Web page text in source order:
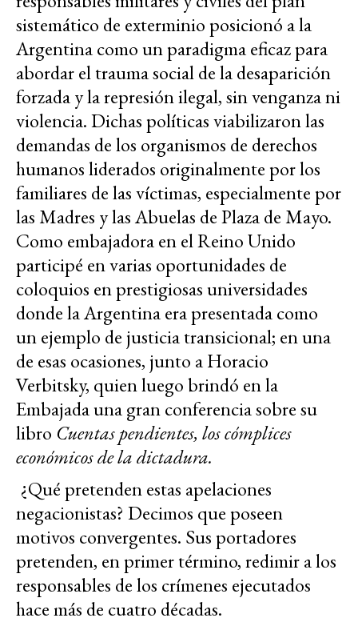
sistemático de exterminio posicionó a la
Argentina como un paradigma eficaz para
abordar el trauma social de la desaparición
forzada y la represión ilegal, sin venganza ni
violencia. Dichas políticas viabilizaron las
demandas de los organismos de derechos
humanos liderados originalmente por los
familiares de las víctimas, especialmente por
las Madres y las Abuelas de Plaza de Mayo.
Como embajadora en el Reino Unido
participé en varias oportunidades de
coloquios en prestigiosas universidades
donde la Argentina era presentada como
un ejemplo de justicia transicional; en una
de esas ocasiones, junto a Horacio
Verbitsky, quien luego brindó en la
Embajada una gran conferencia sobre su
libro Cuentas pendientes, los cómplices
económicos de la dictadura.
¿Qué pretenden estas apelaciones
negacionistas? Decimos que poseen
motivos convergentes. Sus portadores
pretenden, en primer término, redimir a los
responsables de los crímenes ejecutados
hace más de cuatro décadas.